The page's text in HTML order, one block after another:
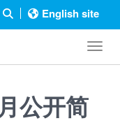
English site
公开简